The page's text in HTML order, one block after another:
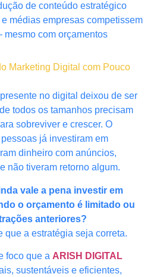
de conteúdo estratégico
médias empresas competissem
com orçamentos
Marketing Digital com Pouco
no digital deixou de ser
todos os tamanhos precisam
sobreviver e crescer. O
já investiram em
dinheiro com anúncios,
não tiveram retorno algum.
vale a pena investir em
o orçamento é limitado ou
anteriores?
que a estratégia seja correta.
foco que a ARISH DIGITAL
sustentáveis e eficientes,